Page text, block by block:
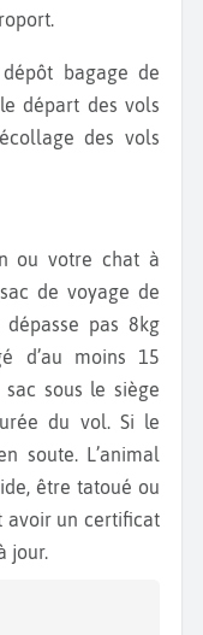
départ des vols
des vols
de voyage de
pas 8kg
d’au moins 15
sous le siège
du vol. Si le
soute. L’animal
être tatoué ou
avoir un certificat
jour.